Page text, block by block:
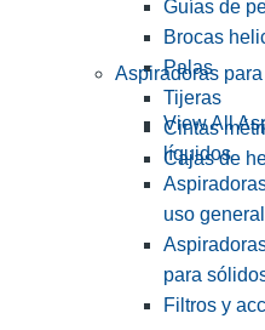
Guías de
Brocas
Palas
Tijeras
Cintas
Cajas de
Aspiradoras
View All
líquidos
uso general
para
Filtros y